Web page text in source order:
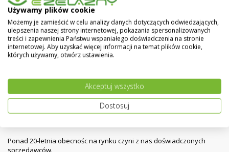
800,00 zł 1 120,00 zł
Sterownik bezprzewodowy tygodniowy 091FLWBC
SALUS + Moduł rxwbc605
Ponad 20-letnia obecnośc na rynku czyni z nas doświadczonych
sprzedawców.
Używamy plików cookie
Możemy je zamieścić w celu analizy danych dotyczących odwiedzających,
ulepszenia naszej strony internetowej, pokazania spersonalizowanych
treści i zapewnienia Państwu wspaniałego doświadczenia na stronie
internetowej. Aby uzyskać więcej informacji na temat plików cookie,
których używamy, otwórz ustawienia.
Akceptuj wszystko
Dostosuj